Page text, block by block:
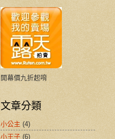
開幕價九折起唷
文章分類
小公主 (4)
小王子 (6)